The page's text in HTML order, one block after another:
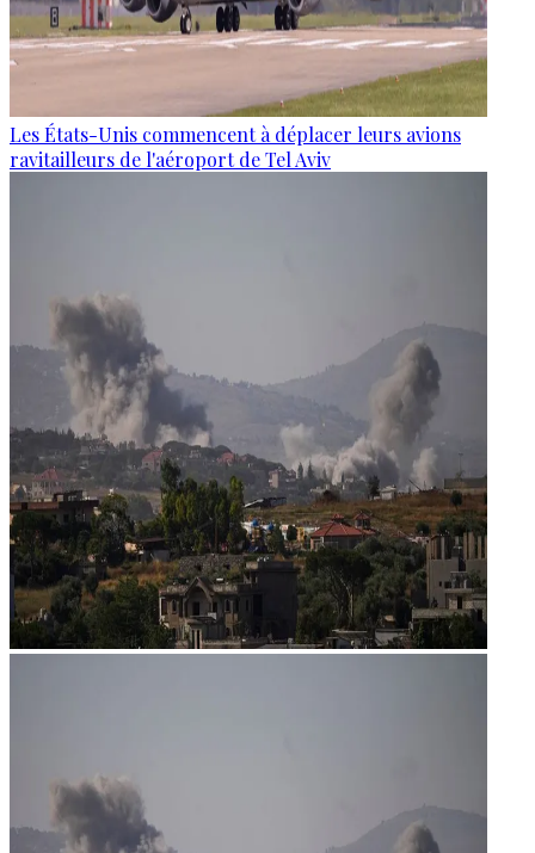
Les États-Unis commencent à déplacer leurs avions
ravitailleurs de l'aéroport de Tel Aviv